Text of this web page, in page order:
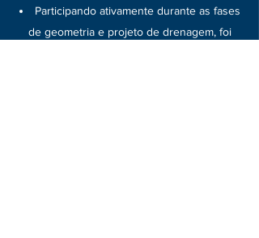
Participando ativamente durante as fases
de geometria e projeto de drenagem, foi